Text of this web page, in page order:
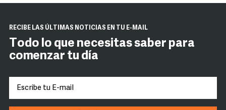
RECIBE LAS ÚLTIMAS NOTICIAS EN TU E-MAIL
Todo lo que necesitas saber para
comenzar tu día